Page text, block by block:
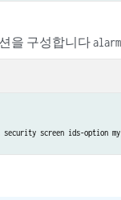
을 구성합니다
security screen ids-option